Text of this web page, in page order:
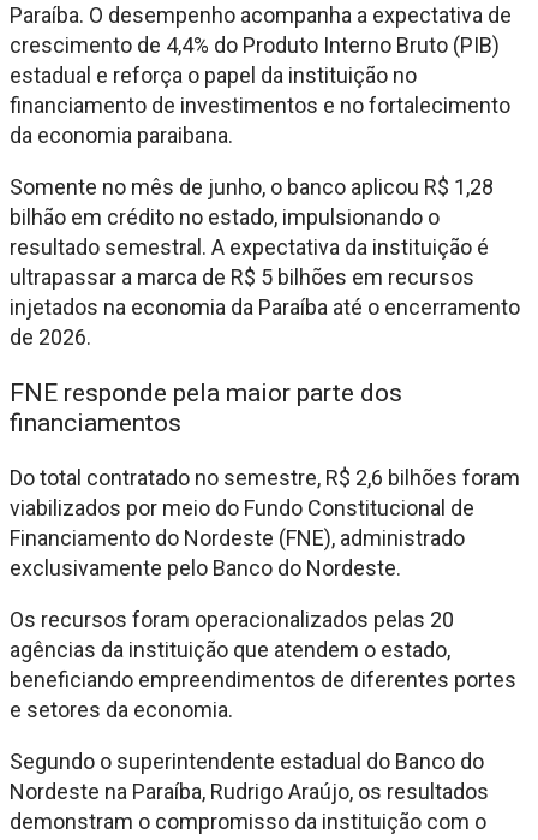
Paraíba. O desempenho acompanha a expectativa de
crescimento de 4,4% do Produto Interno Bruto (PIB)
estadual e reforça o papel da instituição no
financiamento de investimentos e no fortalecimento
da economia paraibana.
Somente no mês de junho, o banco aplicou R$ 1,28
bilhão em crédito no estado, impulsionando o
resultado semestral. A expectativa da instituição é
ultrapassar a marca de R$ 5 bilhões em recursos
injetados na economia da Paraíba até o encerramento
de 2026.
FNE responde pela maior parte dos
financiamentos
Do total contratado no semestre, R$ 2,6 bilhões foram
viabilizados por meio do Fundo Constitucional de
Financiamento do Nordeste (FNE), administrado
exclusivamente pelo Banco do Nordeste.
Os recursos foram operacionalizados pelas 20
agências da instituição que atendem o estado,
beneficiando empreendimentos de diferentes portes
e setores da economia.
Segundo o superintendente estadual do Banco do
Nordeste na Paraíba, Rudrigo Araújo, os resultados
demonstram o compromisso da instituição com o